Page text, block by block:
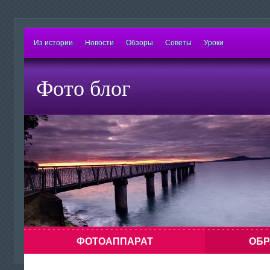
Из истории Новости Обзоры Советы Уроки
Фото блог
ФОТОАППАРАТ